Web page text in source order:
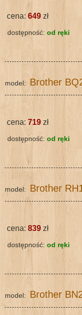
cena: 649 zł
dostępność: od ręki
model: Brother
cena:719 zł
dostępność: od ręki
model: Brother
cena: 839 zł
dostępność: od ręki
model: Brother